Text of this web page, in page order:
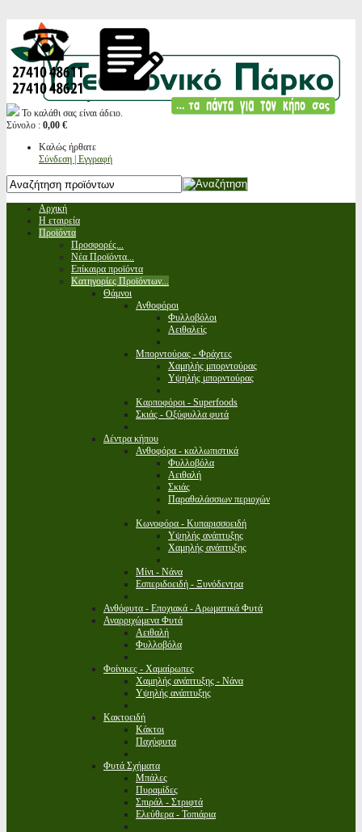
Το καλάθι σας είναι άδειο.
Σύνολο : 0,00 €
Καλώς ήρθατε
Σύνδεση | Εγγραφή
Αρχική
Η εταιρεία
Προϊόντα
Προσφορές...
Νέα Προϊόντα...
Επίκαιρα προϊόντα
Κατηγορίες Προϊόντων...
Θάμνοι
Ανθοφόροι
Φυλλοβόλοι
Αειθαλείς
Μπορντούρας - Φράχτες
Χαμηλής μπορντούρας
Υψηλής μπορντούρας
Καρποφόροι - Superfoods
Σκιάς - Οξύφυλλα φυτά
Δέντρα κήπου
Ανθοφόρα - καλλωπιστικά
Φυλλοβόλα
Αειθαλή
Σκιάς
Παραθαλάσσιων περιοχών
Κωνοφόρα - Κυπαρισσοειδή
Υψηλής ανάπτυξης
Χαμηλής ανάπτυξης
Μίνι - Νάνα
Εσπεριδοειδή - Ξυνόδεντρα
Ανθόφυτα - Εποχιακά - Αρωματικά Φυτά
Αναρριχώμενα Φυτά
Αειθαλή
Φυλλοβόλα
Φοίνικες - Χαμαίρωπες
Χαμηλής ανάπτυξης - Νάνα
Υψηλής ανάπτυξης
Κακτοειδή
Κάκτοι
Παχύφυτα
Φυτά Σχήματα
Μπάλες
Πυραμίδες
Σπιράλ - Στριφτά
Ελεύθερα - Τοπιάρια